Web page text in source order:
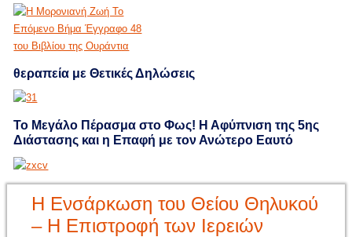
θεραπεία με Θετικές Δηλώσεις
Το Μεγάλο Πέρασμα στο Φως! Η Αφύπνιση της 5ης
Διάστασης και η Επαφή με τον Ανώτερο Εαυτό
Η Ενσάρκωση του Θείου Θηλυκού
– Η Επιστροφή των Ιερειών